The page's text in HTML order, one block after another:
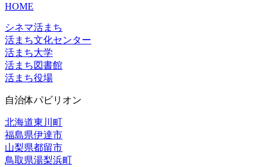
HOME
シネマ活まち
活まち文化センター
活まち大学
活まち図書館
活まち役場
自治体パビリオン
北海道東川町
福島県伊達市
山梨県都留市
鳥取県湯梨浜町